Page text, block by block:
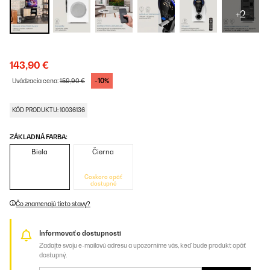
+2
143,90 €
Uvádzacia cena:159,90 € -10%
KÓD PRODUKTU: 10036136
ZÁKLADNÁ FARBA:
Biela Čierna
Čoskoro opäť
dostupné
Čo znamenajú tieto stavy?
Informovať o dostupnosti
Zadajte svoju e-mailovú adresu a upozorníme vás, keď bude produkt opäť
dostupný.